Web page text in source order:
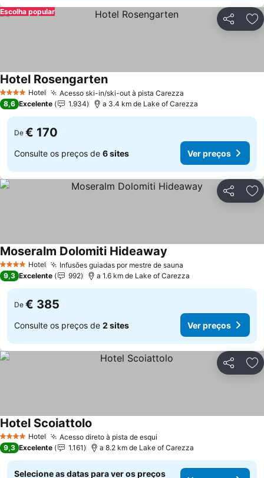
Partilhar
Escolha popular
4 EstrelasHotel Acesso ski-in/ski-out à pista Carezza
Hotel RosengartenVer preços
8,6 Excelente 1.934 a 3.4 km de Lake of Carezza
De € 170
Consulte os preços de 6 sites Ver preços
Partilhar
4 EstrelasHotel Infusões guiadas por mestre de sauna
Moseralm Dolomiti Hideaway
9,3 Excelente 992 a 1.6 km de Lake of Carezza
De € 385
Consulte os preços de 2 sites Ver preços
Partilhar
4 EstrelasHotel Acesso direto à pista de esqui
Hotel Scoiattolo
9,3 Excelente 1.161 a 8.2 km de Lake of Carezza
Selecione as datas para ver os preços